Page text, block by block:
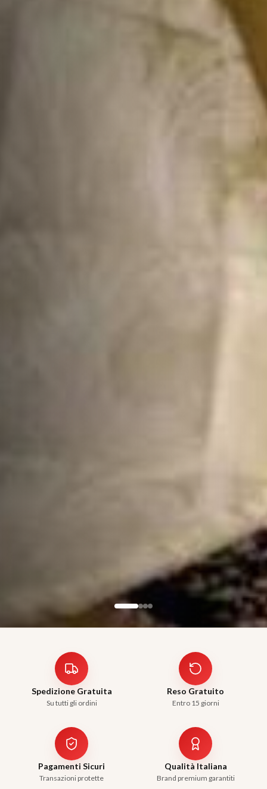
Spedizione Gratuita
Su tutti gli ordini
Reso Gratuito
Entro 15 giorni
Pagamenti Sicuri
Transazioni protette
Qualità Italiana
Brand premium garantiti